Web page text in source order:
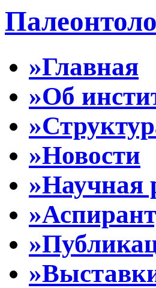
»Главная
»Об
»Новости
»Научная